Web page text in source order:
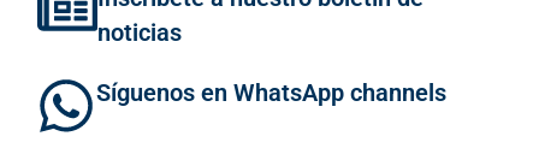
noticias
Síguenos en WhatsApp channels